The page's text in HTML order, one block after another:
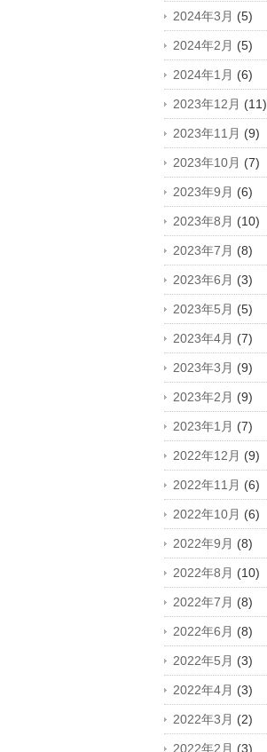
2024年3月 (5)
2024年2月 (5)
2024年1月 (6)
2023年12月 (11)
2023年11月 (9)
2023年10月 (7)
2023年9月 (6)
2023年8月 (10)
2023年7月 (8)
2023年6月 (3)
2023年5月 (5)
2023年4月 (7)
2023年3月 (9)
2023年2月 (9)
2023年1月 (7)
2022年12月 (9)
2022年11月 (6)
2022年10月 (6)
2022年9月 (8)
2022年8月 (10)
2022年7月 (8)
2022年6月 (8)
2022年5月 (3)
2022年4月 (3)
2022年3月 (2)
2022年2月 (3)